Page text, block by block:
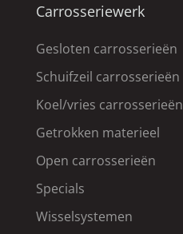
Carrosseriewerk
Gesloten carrosserieën
Schuifzeil carrosserieën
Koel/vries carrosserieën
Getrokken materieel
Open carrosserieën
Specials
Wisselsystemen